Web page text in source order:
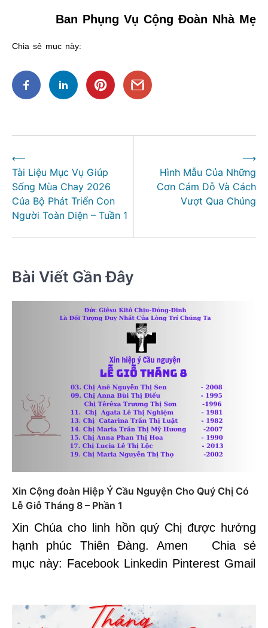
Ban Phụng Vụ Cộng Đoàn Nhà Mẹ
Chia sẻ mục này:
hướng
bài
viết
⟵
Tài Liệu Mục Vụ Giúp
Sống Mùa Chay 2026
Của Bộ Phát Triển Con
Người Toàn Diện – Tuần 1
Hình Mẫu Của Những
Cơn Cám Dỗ Và Cách
Vượt Qua Chúng
⟶
Bài Viết Gần Đây
Xin Cộng đoàn Hiệp Ý Cầu Nguyện Cho Quý Chị Có
Lễ Giỗ Tháng 8 – Phần 1
Xin Chúa cho linh hồn quý Chị được hưởng
hạnh phúc Thiên Đàng. Amen Chia sẻ
mục này: Facebook Linkedin Pinterest Gmail